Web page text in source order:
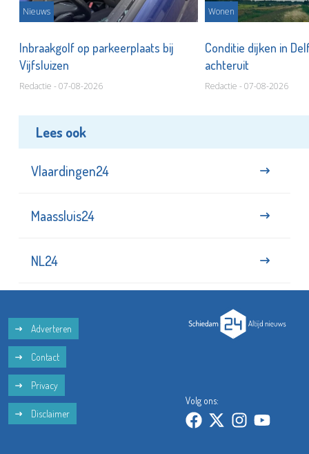
Nieuws
Inbraakgolf op parkeerplaats bij
Vijfsluizen
Redactie - 07-08-2026
Wonen
Conditie dijken in
achteruit
Redactie - 07-08-2026
Lees ook
Vlaardingen24
Maassluis24
NL24
Adverteren
Contact
Privacy
Disclaimer
Volg ons: